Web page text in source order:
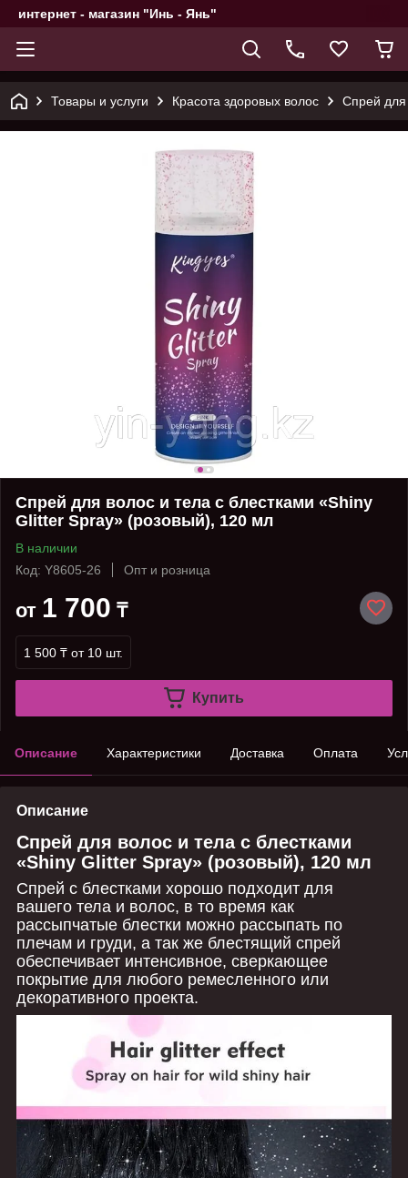
интернет - магазин "Инь - Янь"
Товары и услуги Красота здоровых волос Спрей для
Спрей для волос и тела с блестками «Shiny
Glitter Spray» (розовый), 120 мл
В наличии
Код: Y8605-26
Опт и розница
от 1 700 ₸
1 500 ₸ от 10 шт.
Купить
Описание Характеристики Доставка Оплата
Описание
Спрей для волос и тела с блестками
«Shiny Glitter Spray» (розовый), 120 мл
Спрей с блестками хорошо подходит для
вашего тела и волос, в то время как
рассыпчатые блестки можно рассыпать по
плечам и груди, а так же блестящий спрей
обеспечивает интенсивное, сверкающее
покрытие для любого ремесленного или
декоративного проекта.